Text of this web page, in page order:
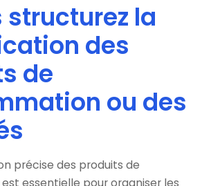
structurez la
des
de
ou des
précise des produits de